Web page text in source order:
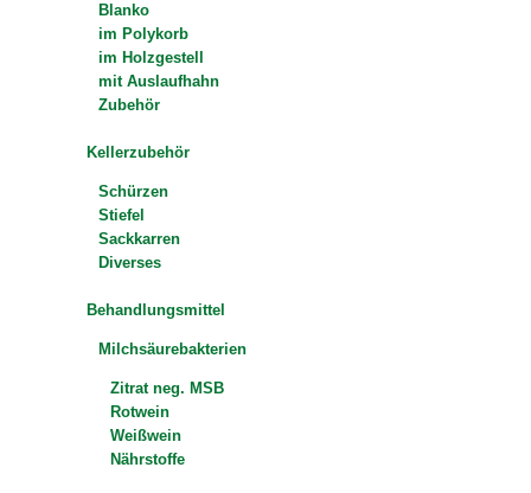
Blanko
im Polykorb
im Holzgestell
mit Auslaufhahn
Zubehör
Kellerzubehör
Schürzen
Stiefel
Sackkarren
Diverses
Behandlungsmittel
Milchsäurebakterien
Zitrat neg. MSB
Rotwein
Weißwein
Nährstoffe